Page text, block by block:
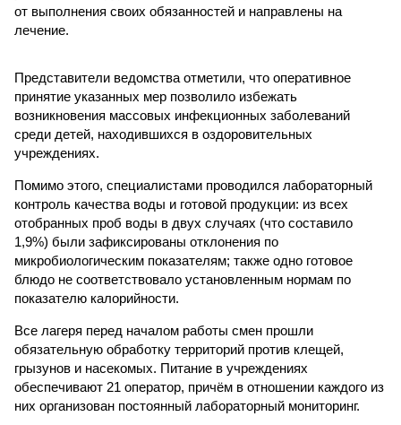
от выполнения своих обязанностей и направлены на
лечение.
Представители ведомства отметили, что оперативное
принятие указанных мер позволило избежать
возникновения массовых инфекционных заболеваний
среди детей, находившихся в оздоровительных
учреждениях.
Помимо этого, специалистами проводился лабораторный
контроль качества воды и готовой продукции: из всех
отобранных проб воды в двух случаях (что составило
1,9%) были зафиксированы отклонения по
микробиологическим показателям; также одно готовое
блюдо не соответствовало установленным нормам по
показателю калорийности.
Все лагеря перед началом работы смен прошли
обязательную обработку территорий против клещей,
грызунов и насекомых. Питание в учреждениях
обеспечивают 21 оператор, причём в отношении каждого из
них организован постоянный лабораторный мониторинг.